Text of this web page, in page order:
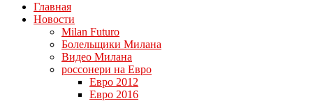
Главная
Новости
Milan Futuro
Болельщики Милана
Видео Милана
россонери на Евро
Евро 2012
Евро 2016